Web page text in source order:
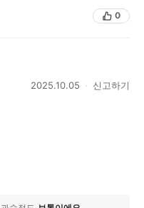
0
2025.10.05 신고하기